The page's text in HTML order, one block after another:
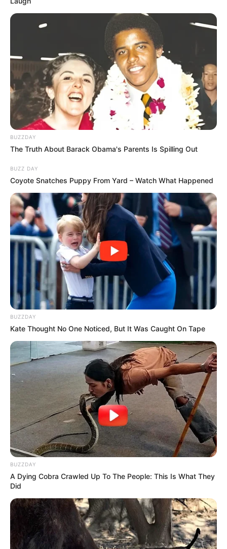
BUZZDAY
The Truth About Barack Obama's Parents Is Spilling Out
BUZZ DAY
Coyote Snatches Puppy From Yard – Watch What Happened
BUZZDAY
Kate Thought No One Noticed, But It Was Caught On Tape
BUZZDAY
A Dying Cobra Crawled Up To The People: This Is What They
Did